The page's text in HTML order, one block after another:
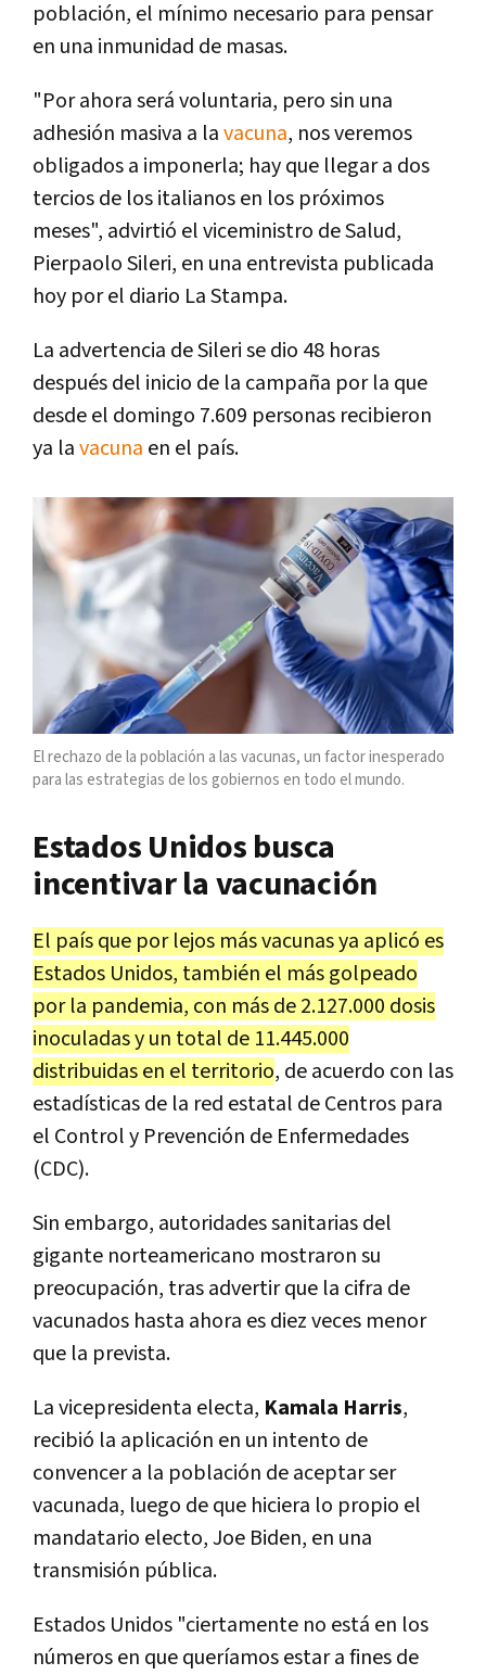
población, el mínimo necesario para pensar
en una inmunidad de masas.
"Por ahora será voluntaria, pero sin una
adhesión masiva a lavacuna, nos veremos
obligados a imponerla; hay que llegar a dos
tercios de los italianos en los próximos
meses", advirtió el viceministro de Salud,
Pierpaolo Sileri, en una entrevista publicada
hoy por el diario La Stampa.
La advertencia de Sileri se dio 48 horas
después del inicio de la campaña por la que
desde el domingo 7.609 personas recibieron
ya lavacuna en el país.
El rechazo de la población a las vacunas, un factor inesperado
para las estrategias de los gobiernos en todo el mundo.
Estados Unidos busca
incentivar la vacunación
El país que por lejos más vacunas ya aplicó es
Estados Unidos, también el más golpeado
por la pandemia, con más de 2.127.000 dosis
inoculadas y un total de 11.445.000
distribuidas en el territorio, de acuerdo con las
estadísticas de la red estatal de Centros para
el Control y Prevención de Enfermedades
(CDC).
Sin embargo, autoridades sanitarias del
gigante norteamericano mostraron su
preocupación, tras advertir que la cifra de
vacunados hasta ahora es diez veces menor
que la prevista.
La vicepresidenta electa, Kamala Harris,
recibió la aplicación en un intento de
convencer a la población de aceptar ser
vacunada, luego de que hiciera lo propio el
mandatario electo, Joe Biden, en una
transmisión pública.
Estados Unidos "ciertamente no está en los
números en que queríamos estar a fines de